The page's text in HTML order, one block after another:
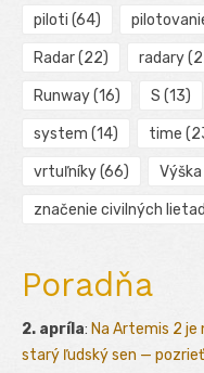
piloti (64)
Radar(22) radary
Runway(16) S (13)
system (14) time
vrtuľníky(66) Výška
značenie civilných
Poradňa
2. apríla: Na Artemis 2
starý ľudský sen — pozrieť